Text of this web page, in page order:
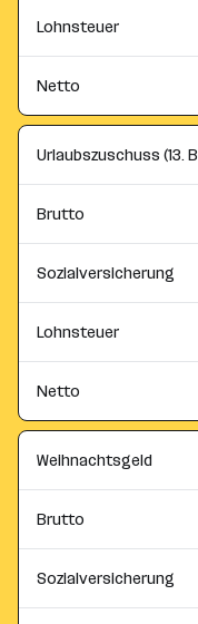
Lohnsteuer
Netto
Urlaubszuschuss (13.
Brutto
Sozialversicherung
Lohnsteuer
Netto
Weihnachtsgeld
Brutto
Sozialversicherung